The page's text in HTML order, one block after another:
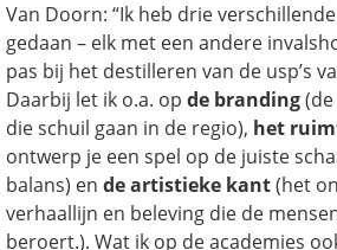
Van Doorn: “Ik heb drie
gedaan – elk met een andere
pas bij het destilleren van de usp’s
Daarbij let ik o.a. op de branding
die schuil gaan in de regio), het
ontwerp je een spel op de juiste
balans) en de artistieke kant(het
verhaallijn en beleving die de
beroert.). Wat ik op de academies